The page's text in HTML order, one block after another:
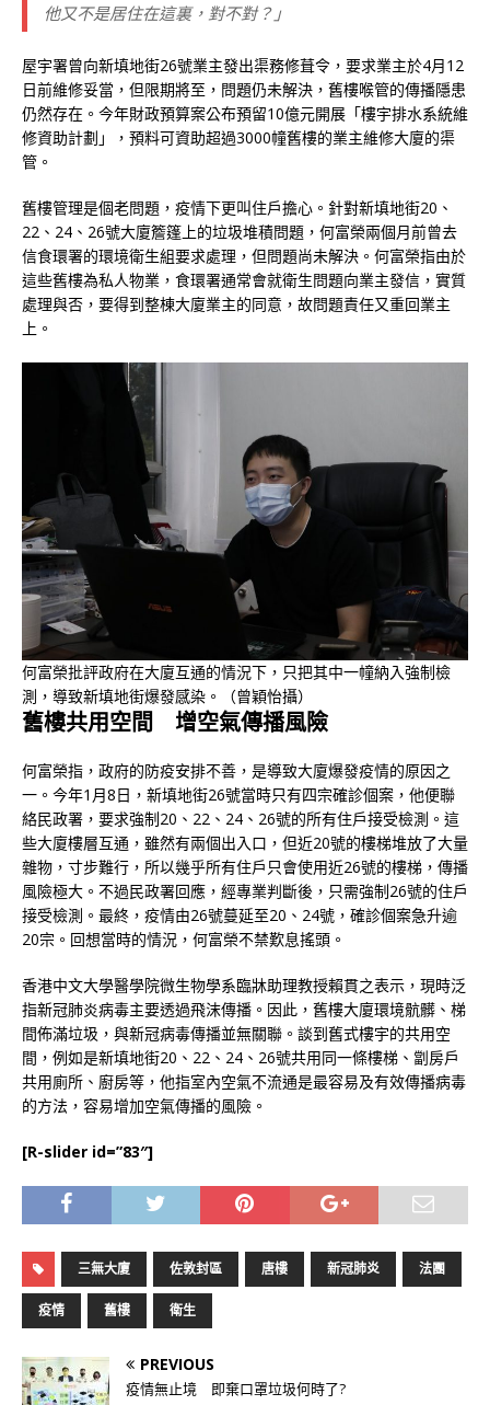
他又不是居住在這裏，對不對？」
屋宇署曾向新填地街26號業主發出渠務修葺令，要求業主於4月12
日前維修妥當，但限期將至，問題仍未解決，舊樓喉管的傳播隱患
仍然存在。今年財政預算案公布預留10億元開展「樓宇排水系統維
修資助計劃」，預料可資助超過3000幢舊樓的業主維修大廈的渠
管。
舊樓管理是個老問題，疫情下更叫住戶擔心。針對新填地街20、
22、24、26號大廈簷篷上的垃圾堆積問題，何富榮兩個月前曾去
信食環署的環境衛生組要求處理，但問題尚未解決。何富榮指由於
這些舊樓為私人物業，食環署通常會就衛生問題向業主發信，實質
處理與否，要得到整棟大廈業主的同意，故問題責任又重回業主
上。
何富榮批評政府在大廈互通的情況下，只把其中一幢納入強制檢
測，導致新填地街爆發感染。（曾穎怡攝）
舊樓共用空間 增空氣傳播風險
何富榮指，政府的防疫安排不善，是導致大廈爆發疫情的原因之
一。今年1月8日，新填地街26號當時只有四宗確診個案，他便聯
絡民政署，要求強制20、22、24、26號的所有住戶接受檢測。這
些大廈樓層互通，雖然有兩個出入口，但近20號的樓梯堆放了大量
雜物，寸步難行，所以幾乎所有住戶只會使用近26號的樓梯，傳播
風險極大。不過民政署回應，經專業判斷後，只需強制26號的住戶
接受檢測。最終，疫情由26號蔓延至20、24號，確診個案急升逾
20宗。回想當時的情況，何富榮不禁歎息搖頭。
香港中文大學醫學院微生物學系臨牀助理教授賴貫之表示，現時泛
指新冠肺炎病毒主要透過飛沫傳播。因此，舊樓大廈環境骯髒、梯
間佈滿垃圾，與新冠病毒傳播並無關聯。談到舊式樓宇的共用空
間，例如是新填地街20、22、24、26號共用同一條樓梯、劏房戶
共用廁所、廚房等，他指室內空氣不流通是最容易及有效傳播病毒
的方法，容易增加空氣傳播的風險。
[R-slider id=”83″]
三無大廈 佐敦封區 唐樓 新冠肺炎 法團
疫情 舊樓 衛生
PREVIOUS
疫情無止境 即棄口罩垃圾何時了?